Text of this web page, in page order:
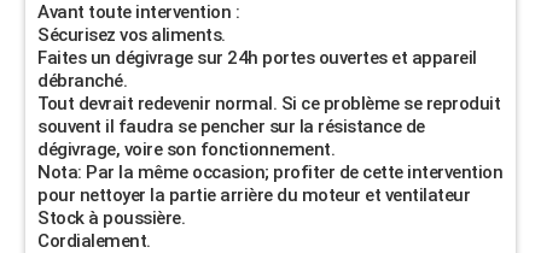
Avant toute intervention :
Sécurisez vos aliments.
Faites un dégivrage sur 24h portes ouvertes et appareil
débranché.
Tout devrait redevenir normal. Si ce problème se reproduit
souvent il faudra se pencher sur la résistance de
dégivrage, voire son fonctionnement.
Nota: Par la même occasion; profiter de cette intervention
pour nettoyer la partie arrière du moteur et ventilateur
Stock à poussière.
Cordialement.